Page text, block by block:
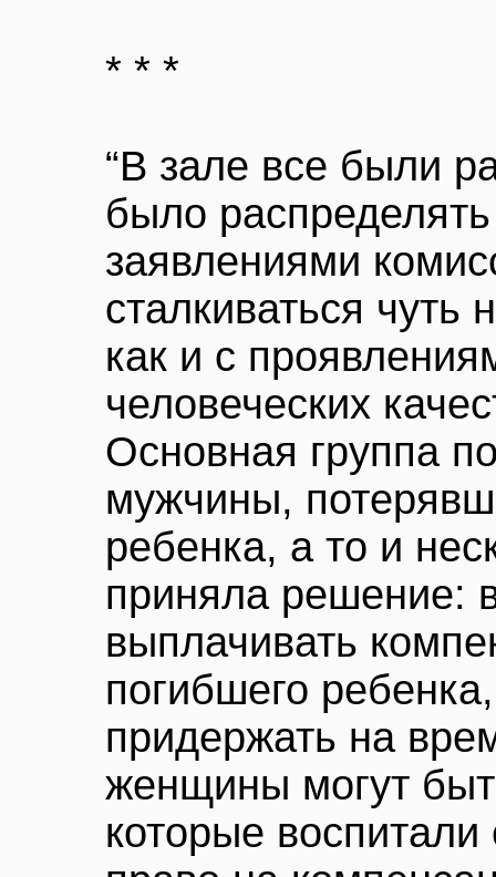
* * *
“В зале все были
было
заявлениями
сталкиваться
как и с
человеческих
Основная группа
мужчины,
ребенка, а то и
приняла решение:
выплачивать
погибшего
придержать на
женщины могут
которые